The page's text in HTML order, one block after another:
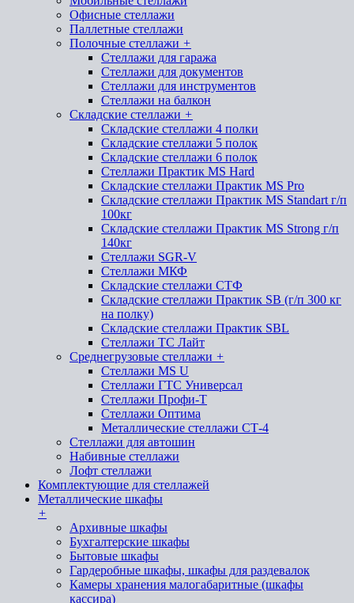
Офисные стеллажи
Паллетные стеллажи
Полочные стеллажи +
Стеллажи для гаража
Стеллажи для документов
Стеллажи для инструментов
Стеллажи на балкон
Складские стеллажи +
Складские стеллажи 4 полки
Складские стеллажи 5 полок
Складские стеллажи 6 полок
Стеллажи Практик MS Hard
Складские стеллажи Практик MS Pro
Складские стеллажи Практик MS Standart г/п
100кг
Складские стеллажи Практик MS Strong г/п
140кг
Стеллажи SGR-V
Стеллажи МКФ
Складские стеллажи СТФ
Складские стеллажи Практик SB (г/п 300 кг
на полку)
Складские стеллажи Практик SBL
Стеллажи ТС Лайт
Среднегрузовые стеллажи +
Стеллажи MS U
Стеллажи ГТС Универсал
Стеллажи Профи-Т
Стеллажи Оптима
Металлические стеллажи СТ-4
Стеллажи для автошин
Набивные стеллажи
Лофт стеллажи
Комплектующие для стеллажей
Металлические шкафы
+
Архивные шкафы
Бухгалтерские шкафы
Бытовые шкафы
Гардеробные шкафы, шкафы для раздевалок
Камеры хранения малогабаритные (шкафы
кассира)